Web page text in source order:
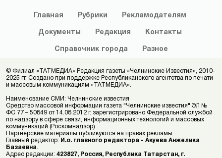
Главная Рубрики Рекламодателям
Документы Редакция Контакты
Справочник города Разное
© Филиал «ТАТМЕДИА» Редакция газеты «Челнинские Известия», 2010-
2025 гг. Создано при поддержке Республиканского агентства по печати
и массовым коммуникациям «ТАТМЕДИА».
Наименование СМИ: Челнинские известия
Средство массовой информации газета "Челнинские известия" ЭЛ №
ФС 77 – 50849 от 14.08.2012 г. зарегистрировано Федеральной службой
по надзору в сфере связи, информационных технологий и массовых
коммуникаций (Роскомнадзор)
Партнерские материалы публикуются на правах рекламы.
Главный редактор: И.о. главного редактора - Акуева Анжелика
Базаевна
Адрес редакции: 423827, Россия, Республика Татарстан, г.